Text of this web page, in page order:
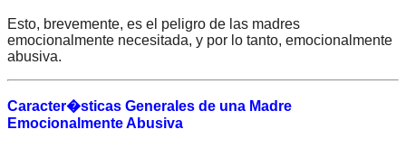
Esto, brevemente, es el peligro de las madres
emocionalmente necesitada, y por lo tanto, emocionalmente
abusiva.
Caracter�sticas Generales de una Madre
Emocionalmente Abusiva